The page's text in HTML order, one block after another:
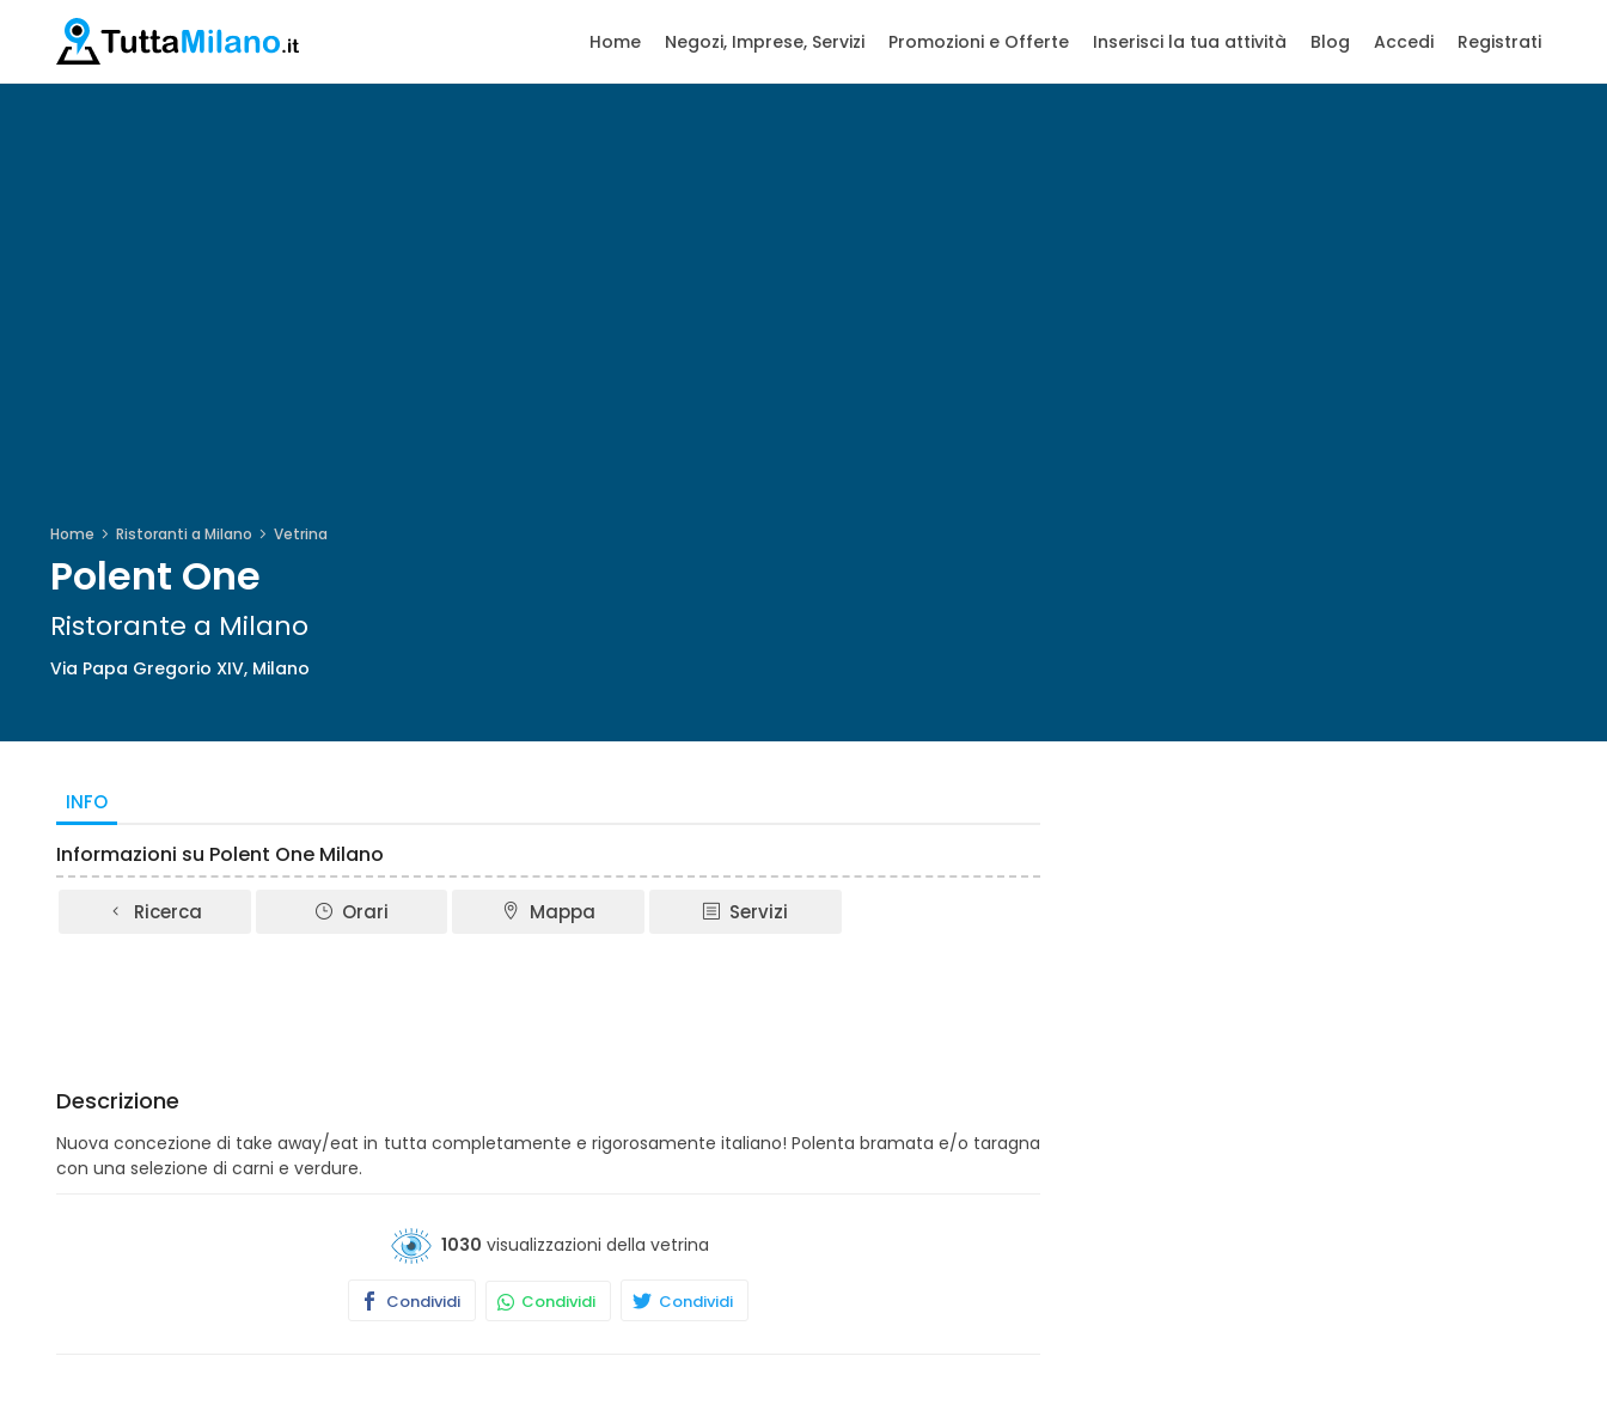
Home Negozi, Imprese, Servizi Promozioni e Offerte Inserisci la tua attività Blog Accedi Registrati
Home Ristoranti a Milano Vetrina
Polent One
Ristorante a Milano
Via Papa Gregorio XIV, Milano
INFO
Informazioni su Polent One Milano
Ricerca Orari Mappa Servizi
Descrizione
Nuova concezione di take away/eat in tutta completamente e rigorosamente italiano! Polenta bramata e/o taragna
con una selezione di carni e verdure.
1030 visualizzazioni della vetrina
Condividi Condividi Condividi